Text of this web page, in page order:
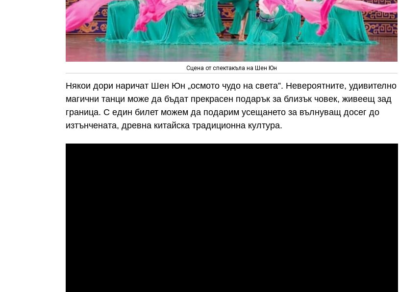
Сцена от спектакъла на Шен Юн
Някои дори наричат Шен Юн „осмото чудо на света”. Невероятните, удивително
магични танци може да бъдат прекрасен подарък за близък човек, живеещ зад
граница. С един билет можем да подарим усещането за вълнуващ досег до
изтънчената, древна китайска традиционна култура.